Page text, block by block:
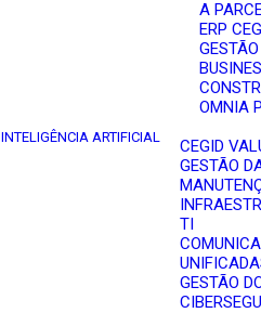
INTELIGÊNCIA ARTIFICIAL
A
ERP
OMNIA
CEGID
GESTÃO
TI
GESTÃO